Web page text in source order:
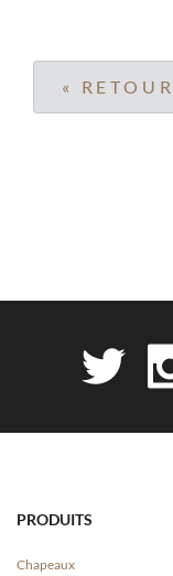
« RETOUR
PRODUITS
Chapeaux